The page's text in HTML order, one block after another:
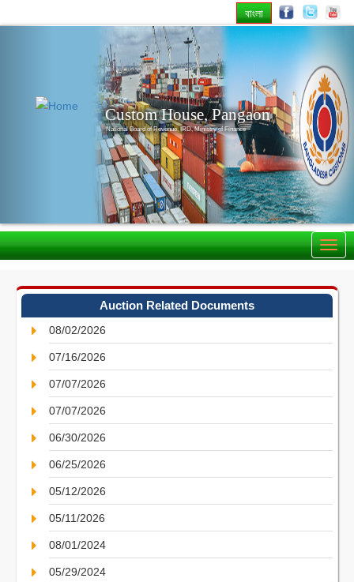
বাংলা
Custom House, Pangaon
National Board of Revenue, IRD, Ministry of Finance
Auction Related Documents
08/02/2026
07/16/2026
07/07/2026
07/07/2026
06/30/2026
06/25/2026
05/12/2026
05/11/2026
08/01/2024
05/29/2024